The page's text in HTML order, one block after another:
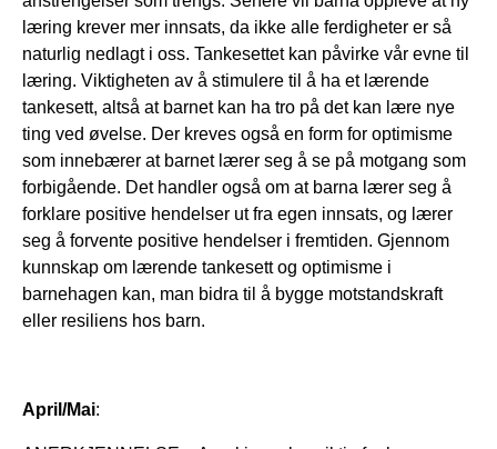
læring krever mer innsats, da ikke alle ferdigheter er så
naturlig nedlagt i oss. Tankesettet kan påvirke vår evne til
læring. Viktigheten av å stimulere til å ha et lærende
tankesett, altså at barnet kan ha tro på det kan lære nye
ting ved øvelse. Der kreves også en form for optimisme
som innebærer at barnet lærer seg å se på motgang som
forbigående. Det handler også om at barna lærer seg å
forklare positive hendelser ut fra egen innsats, og lærer
seg å forvente positive hendelser i fremtiden. Gjennom
kunnskap om lærende tankesett og optimisme i
barnehagen kan, man bidra til å bygge motstandskraft
eller resiliens hos barn.
April/Mai: